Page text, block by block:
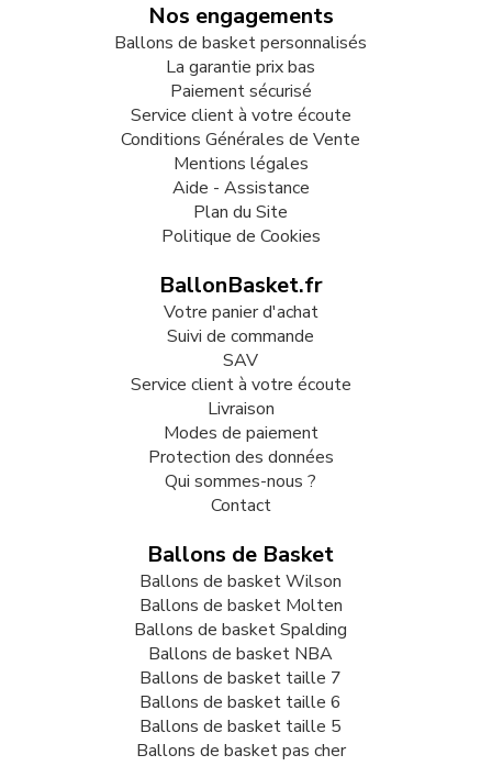
Nos engagements
Ballons de basket personnalisés
La garantie prix bas
Paiement sécurisé
Service client à votre écoute
Conditions Générales de Vente
Mentions légales
Aide - Assistance
Plan du Site
Politique de Cookies
BallonBasket.fr
Votre panier d'achat
Suivi de commande
SAV
Service client à votre écoute
Livraison
Modes de paiement
Protection des données
Qui sommes-nous ?
Contact
Ballons de Basket
Ballons de basket Wilson
Ballons de basket Molten
Ballons de basket Spalding
Ballons de basket NBA
Ballons de basket taille 7
Ballons de basket taille 6
Ballons de basket taille 5
Ballons de basket pas cher